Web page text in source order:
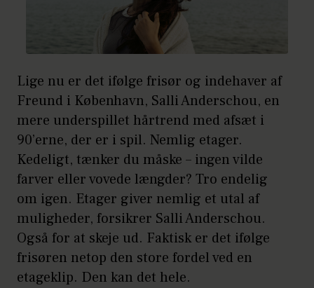
Lige nu er det ifølge frisør og indehaver af
Freund i København, Salli Anderschou, en
mere underspillet hårtrend med afsæt i
90’erne, der er i spil. Nemlig etager.
Kedeligt, tænker du måske – ingen vilde
farver eller vovede længder? Tro endelig
om igen. Etager giver nemlig et utal af
muligheder, forsikrer Salli Anderschou.
Også for at skeje ud. Faktisk er det ifølge
frisøren netop den store fordel ved en
etageklip. Den kan det hele.